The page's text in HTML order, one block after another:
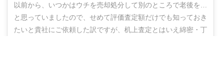
以前から、いつかはウチを売却処分して別のところで老後を…
と思っていましたので、せめて評価査定額だけでも知っておき
たいと貴社にご依頼した訳ですが、机上査定とはいえ綿密・丁